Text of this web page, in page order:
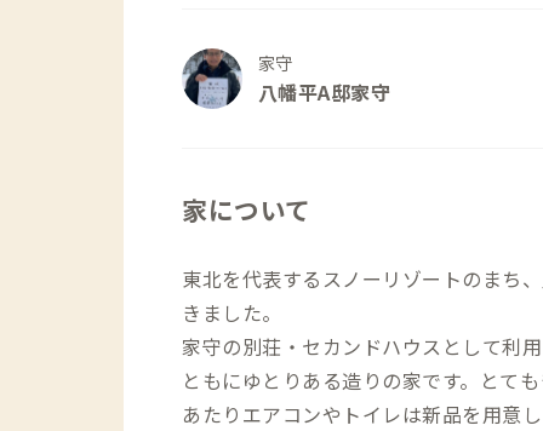
家守
八幡平A邸家守
家について
東北を代表するスノーリゾートのまち
きました。
家守の別荘・セカンドハウスとして利
ともにゆとりある造りの家です。とて
あたりエアコンやトイレは新品を用意